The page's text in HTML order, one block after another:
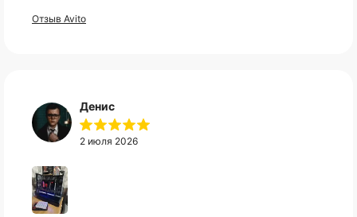
Отзыв Avito
Денис
2 июля 2026